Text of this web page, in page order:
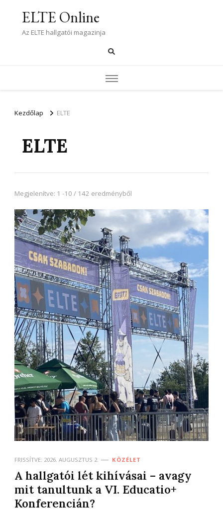
ELTE Online
Az ELTE hallgatói magazinja
Kezdőlap ELTE
ELTE
Megjelenítve: 1 -10 / 142 eredményből
FRISSÍTVE: 2026. AUGUSZTUS 2. KÖZÉLET
A hallgatói lét kihívásai – avagy
mit tanultunk a VI. Educatio+
Konferencián?